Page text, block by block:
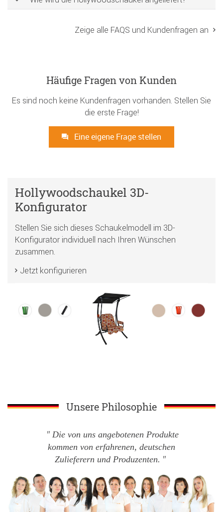
Zeige alle FAQS und Kundenfragen an
Häufige Fragen von Kunden
Es sind noch keine Kundenfragen vorhanden. Stellen Sie
die erste Frage!
Eine eigene Frage stellen
Hollywoodschaukel 3D-
Konfigurator
Stellen Sie sich dieses Schaukelmodell im 3D-
Konfigurator individuell nach Ihren Wünschen
zusammen.
Jetzt konfigurieren
Unsere Philosophie
Die von uns angebotenen Produkte
kommen von erfahrenen, deutschen
Zulieferern und Produzenten.